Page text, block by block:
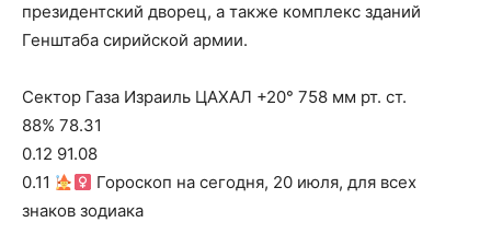
президентский дворец, а также комплекс зданий
Генштаба сирийской армии.
Сектор Газа Израиль ЦАХАЛ +20° 758 мм рт. ст.
88% 78.31
0.12 91.08
0.11
Гороскоп на сегодня, 20 июля, для всех
знаков зодиака